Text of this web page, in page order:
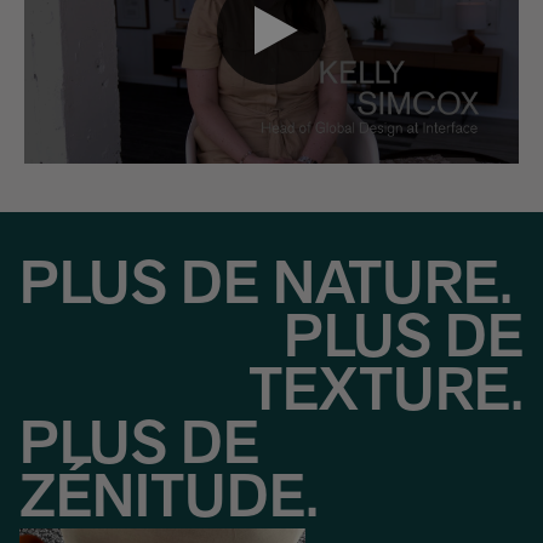
PLUS DE NATURE.
PLUS DE
TEXTURE.
PLUS DE
ZÉNITUDE.